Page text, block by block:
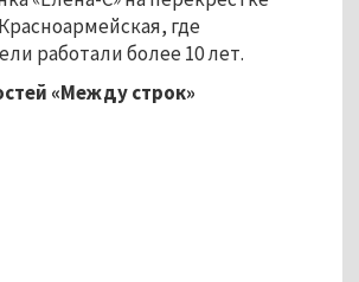
где
работали более 10 лет.
«Между строк»